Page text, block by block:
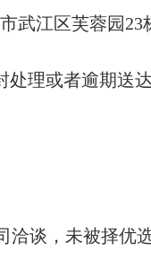
江区芙蓉园23
处理或者逾期送
洽谈，未被择优